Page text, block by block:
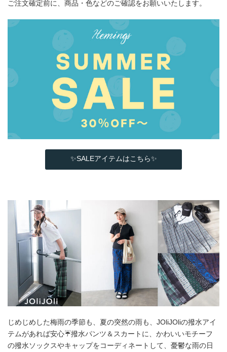
ご注文確定前に、商品・色などのご確認をお願いいたします。
✨SALEアイテムはこちら✨
じめじめした梅雨の季節も、夏の突然の雨も、JOliJOliの撥水アイ
テムがあれば安心☔撥水パンツ＆スカートに、かわいいモチーフ
の撥水ソックスやキャップをコーディネートして、憂鬱な雨の日